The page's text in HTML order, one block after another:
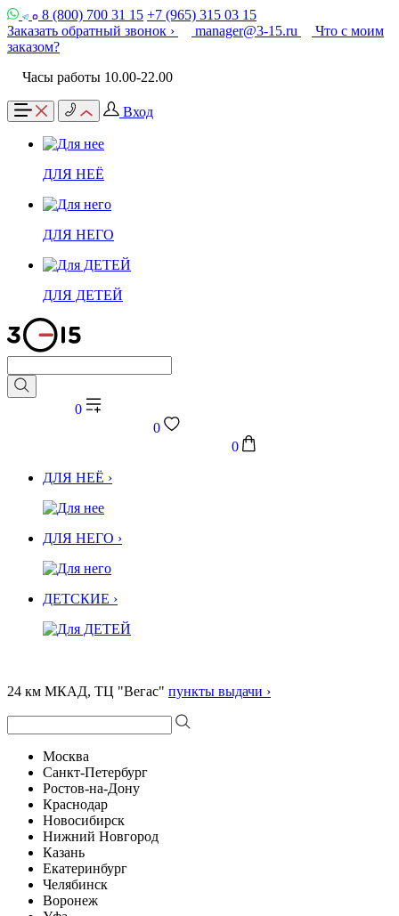
8 (800) 700 31 15 +7 (965) 315 03 15
Заказать обратный звонок ›
manager@3-15.ru
Что с моим
заказом?
Часы работы 10.00-22.00
Вход
ДЛЯ НЕЁ
ДЛЯ НЕГО
ДЛЯ ДЕТЕЙ
0
0
0
ДЛЯ НЕЁ ›
ДЛЯ НЕГО ›
ДЕТСКИЕ ›
24 км МКАД, ТЦ "Вегас" пункты выдачи ›
Москва
Санкт-Петербург
Ростов-на-Дону
Краснодар
Новосибирск
Нижний Новгород
Казань
Екатеринбург
Челябинск
Воронеж